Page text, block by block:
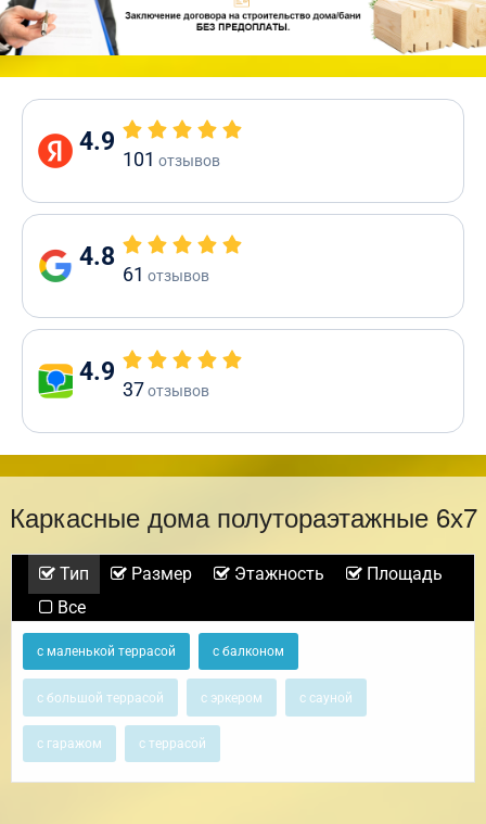
4.9
101 отзывов
4.8
61 отзывов
4.9
37отзывов
Каркасные дома полутораэтажные 6х7
Тип Размер Этажность
Площадь
Все
с маленькой террасой с балконом
с большой террасой с эркером с сауной
с гаражом с террасой